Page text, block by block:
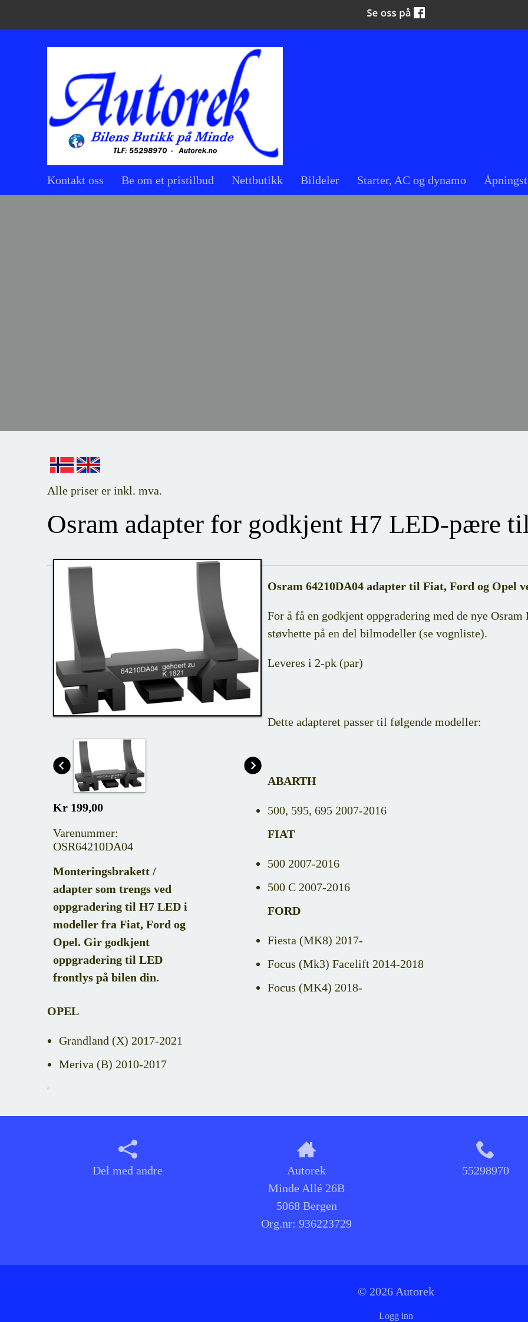
Kontakt oss Be om et pristilbud Nettbutikk Bildeler Starter, AC og dynamo
Alle priser er inkl. mva.
Osram adapter for godkjent H7 LED-pære
Kr 199,00
Varenummer:
OSR64210DA04
Monteringsbrakett /
adapter som trengs ved
oppgradering til H7 LED i
modeller fra Fiat, Ford og
Opel. Gir godkjent
oppgradering til LED
frontlys på bilen din.
Osram 64210DA04 adapter til Fiat, Ford og Opel
For å få en godkjent oppgradering med de nye
støvhette på en del bilmodeller (se vognliste).
Leveres i 2-pk (par)
Dette adapteret passer til følgende modeller:
ABARTH
500, 595, 695 2007-2016
FIAT
500 2007-2016
500 C 2007-2016
FORD
Fiesta (MK8) 2017-
Focus (Mk3) Facelift 2014-2018
Focus (MK4) 2018-
OPEL
Grandland (X) 2017-2021
Meriva (B) 2010-2017
Del med andre
Autorek
Minde Allé 26B
5068 Bergen
Org.nr:936223729
55298970
© 2026 Autorek
Logg inn